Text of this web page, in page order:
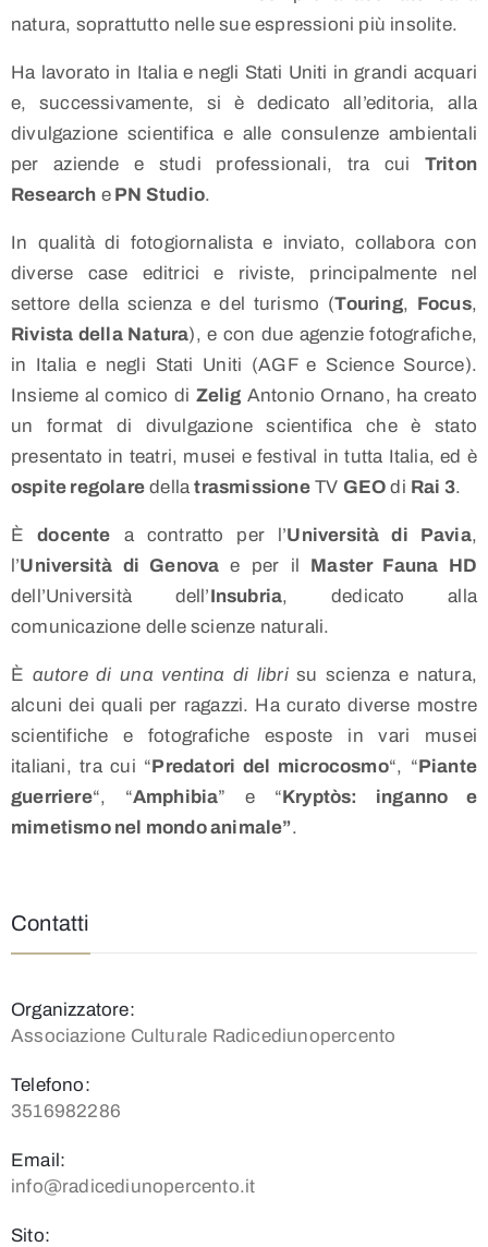
natura, soprattutto nelle sue espressioni più insolite.
Ha lavorato in Italia e negli Stati Uniti in grandi acquari
e, successivamente, si è dedicato all’editoria, alla
divulgazione scientifica e alle consulenze ambientali
per aziende e studi professionali, tra cui Triton
Research e PN Studio.
In qualità di fotogiornalista e inviato, collabora con
diverse case editrici e riviste, principalmente nel
settore della scienza e del turismo (Touring, Focus,
Rivista della Natura), e con due agenzie fotografiche,
in Italia e negli Stati Uniti (AGF e Science Source).
Insieme al comico di Zelig Antonio Ornano, ha creato
un format di divulgazione scientifica che è stato
presentato in teatri, musei e festival in tutta Italia, ed è
ospite regolare dellatrasmissioneTV GEO di Rai 3.
Èdocente a contratto per l’Università di Pavia,
l’Università di Genova e per il Master Fauna HD
dell’Università dell’Insubria, dedicato alla
comunicazione delle scienze naturali.
È autore di una ventina di librisu scienza e natura,
alcuni dei quali per ragazzi. Ha curato diverse mostre
scientifiche e fotografiche esposte in vari musei
italiani, tra cui “Predatori del microcosmo“, “Piante
guerriere“, “Amphibia” e “Kryptòs: inganno e
mimetismo nel mondo animale”.
Contatti
Organizzatore:
Associazione Culturale Radicediunopercento
Telefono:
3516982286
Email:
info@radicediunopercento.it
Sito: